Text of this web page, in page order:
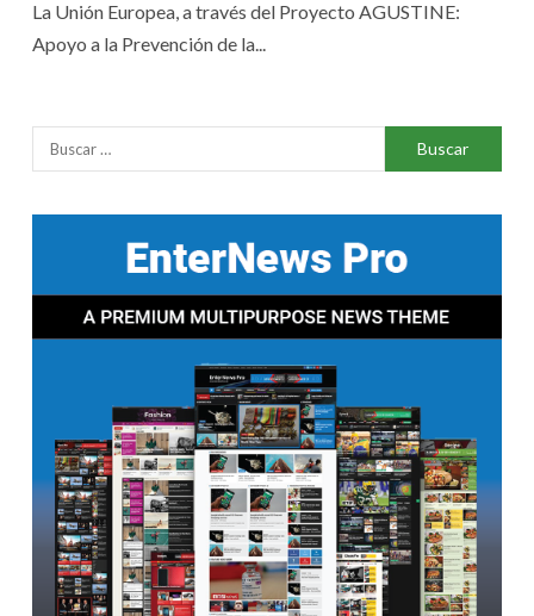
La Unión Europea, a través del Proyecto AGUSTINE:
Apoyo a la Prevención de la...